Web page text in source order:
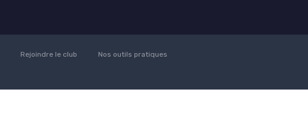
Rejoindre le club
Nos outils pratiques